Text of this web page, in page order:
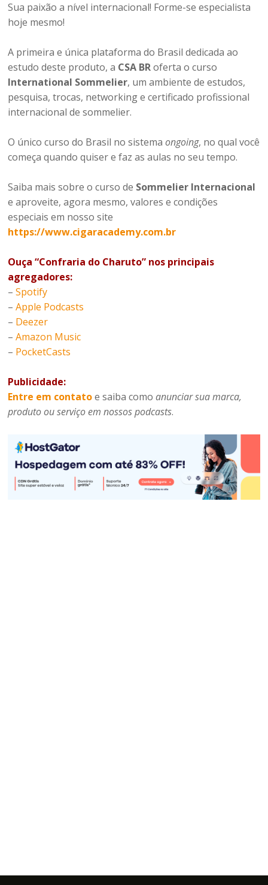
Sua paixão a nível internacional! Forme-se especialista
hoje mesmo!
A primeira e única plataforma do Brasil dedicada ao
estudo deste produto, a CSA BRoferta o curso
International Sommelier, um ambiente de estudos,
pesquisa, trocas, networking e certificado profissional
internacional de sommelier.
O único curso do Brasil no sistemaongoing, no qual você
começa quando quiser e faz as aulas no seu tempo.
Saiba mais sobre o curso de Sommelier Internacional
e aproveite, agora mesmo, valores e condições
especiais em nosso site
https://www.cigaracademy.com.br
Ouça “Confraria do Charuto” nos principais
agregadores:
–Spotify
–Apple Podcasts
– Deezer
–Amazon Music
– PocketCasts
Publicidade:
Entre em contatoe saiba comoanunciar sua marca,
produto ou serviço em nossos podcasts.